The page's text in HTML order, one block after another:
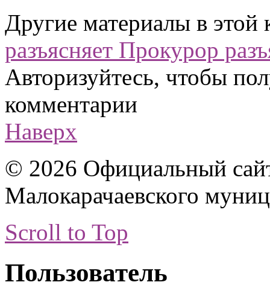
Другие материалы в этой
разъясняет Прокурор
Авторизуйтесь, чтобы
комментарии
Наверх
© 2026 Официальный
Малокарачаевского
Scroll to Top
Пользователь